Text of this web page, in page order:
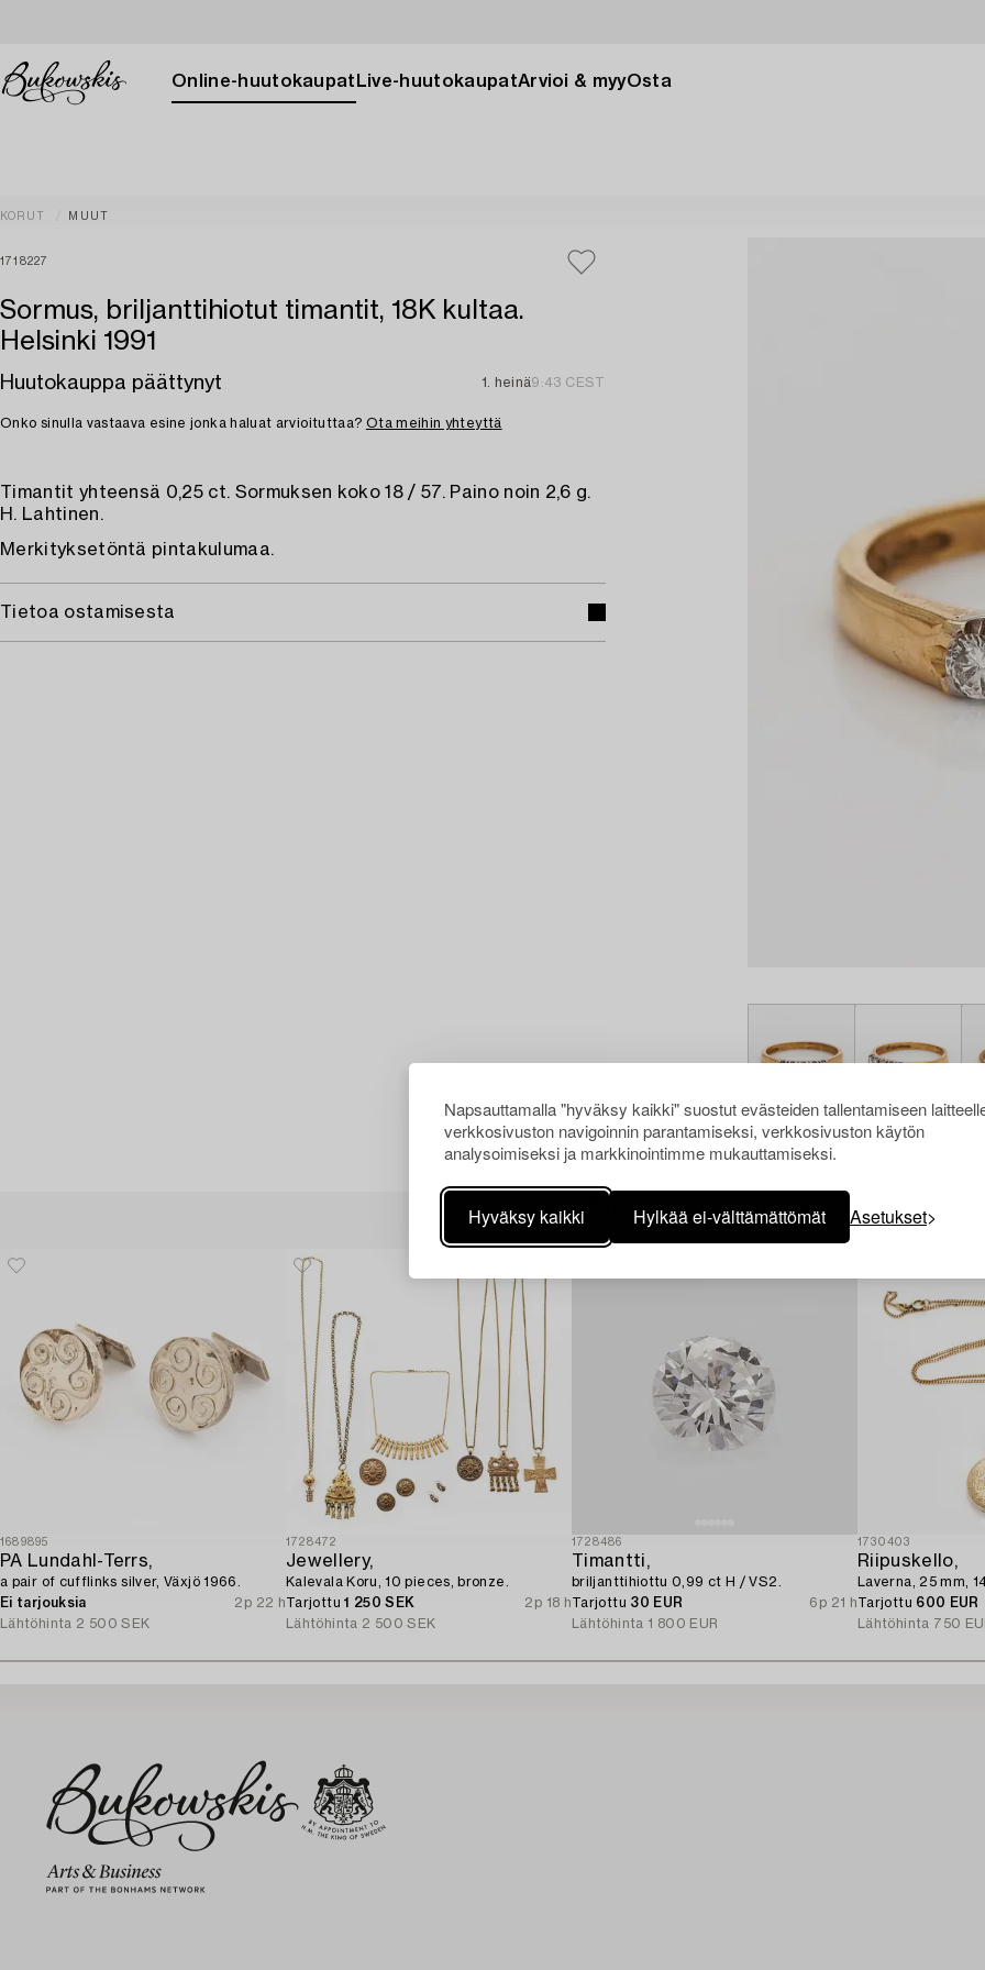
Napsauttamalla "hyväksy kaikki" suostut evästeiden tallentamiseen
verkkosivuston navigoinnin parantamiseksi, verkkosivuston käytön
analysoimiseksi ja markkinointimme mukauttamiseksi.
Hyväksy kaikki Hylkää ei-välttämättömät Asetukset
Online-huutokaupat Live-huutokaupatArvioi & myyOsta
KORUT MUUT
1718227
Sormus, briljanttihiotut timantit, 18K kultaa.
Helsinki 1991
Huutokauppa päättynyt 1. heinä9:43 CEST
Onko sinulla vastaava esine jonka haluat arvioituttaa? Ota meihin yhteyttä
Timantit yhteensä 0,25 ct. Sormuksen koko 18 / 57. Paino noin 2,6 g.
H. Lahtinen.
Merkityksetöntä pintakulumaa.
Tietoa ostamisesta
Muiden katsomia kohteita
1689895
PA Lundahl-Terrs,
a pair of cufflinks silver, Växjö 1966.
Ei tarjouksia
2p 22 h
Lähtöhinta 2 500 SEK
1728472
Jewellery,
Kalevala Koru, 10 pieces, bronze.
Tarjottu1 250 SEK
2p 18 h
Lähtöhinta 2 500 SEK
1728486
Timantti,
briljanttihiottu 0,99 ct H / VS2.
Tarjottu 30 EUR
6p 21 h
Lähtöhinta 1 800 EUR
1730403
Riipuskello,
Laverna, 25 mm,
Tarjottu 600 EUR
Lähtöhinta 750